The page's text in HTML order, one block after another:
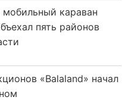
караван
пять районов
«Balaland» начал